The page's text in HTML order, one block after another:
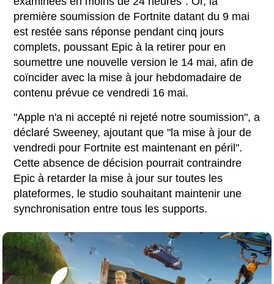
première soumission de Fortnite datant du 9 mai
est restée sans réponse pendant cinq jours
complets, poussant Epic à la retirer pour en
soumettre une nouvelle version le 14 mai, afin de
coïncider avec la mise à jour hebdomadaire de
contenu prévue ce vendredi 16 mai.
"Apple n'a ni accepté ni rejeté notre soumission", a
déclaré Sweeney, ajoutant que "la mise à jour de
vendredi pour Fortnite est maintenant en péril".
Cette absence de décision pourrait contraindre
Epic à retarder la mise à jour sur toutes les
plateformes, le studio souhaitant maintenir une
synchronisation entre tous les supports.